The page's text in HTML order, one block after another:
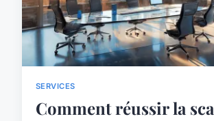
SERVICES
Comment réussir la